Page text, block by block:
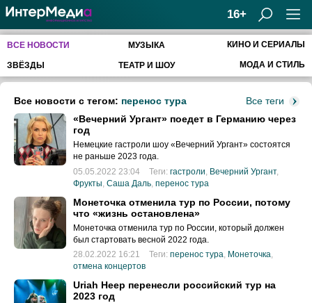
ВСЕ НОВОСТИ МУЗЫКА КИНО И СЕРИАЛЫ
ЗВЁЗДЫ ТЕАТР И ШОУ МОДА И СТИЛЬ
Все теги
Все новости с тегом: перенос тура
«Вечерний Ургант» поедет в Германию через
год
Немецкие гастроли шоу «Вечерний Ургант» состоятся
не раньше 2023 года.
05.05.2022 23:04
Теги: гастроли Вечерний Ургант,
Фрукты Саша Даль перенос тура
Монеточка отменила тур по России, потому
что «жизнь остановлена»
Монеточка отменила тур по России, который должен
был стартовать весной 2022 года.
28.02.2022 16:21
Теги: перенос тура, Монеточка,
отмена концертов
Uriah Heep перенесли российский тур на
2023 год
16+